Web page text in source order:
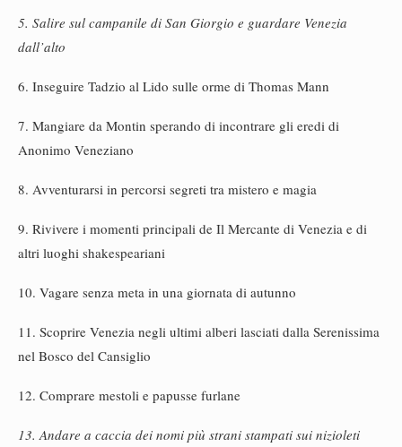
5. Salire sul campanile di San Giorgio e guardare Venezia
dall’alto
6. Inseguire Tadzio al Lido sulle orme di Thomas Mann
7. Mangiare da Montin sperando di incontrare gli eredi di
Anonimo Veneziano
8. Avventurarsi in percorsi segreti tra mistero e magia
9. Rivivere i momenti principali de Il Mercante di Venezia e di
altri luoghi shakespeariani
10. Vagare senza meta in una giornata di autunno
11. Scoprire Venezia negli ultimi alberi lasciati dalla Serenissima
nel Bosco del Cansiglio
12. Comprare mestoli e papusse furlane
13. Andare a caccia dei nomi più strani stampati sui nizioleti